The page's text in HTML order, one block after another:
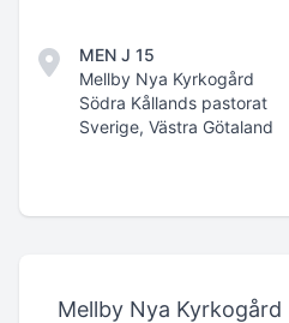
MEN J 15
Mellby Nya Kyrkogård
Södra Kållands pastorat
Sverige, Västra Götaland
Mellby Nya Kyrkogård